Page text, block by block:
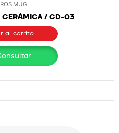
MUG
CERÁMICA / CD-03
al carrito